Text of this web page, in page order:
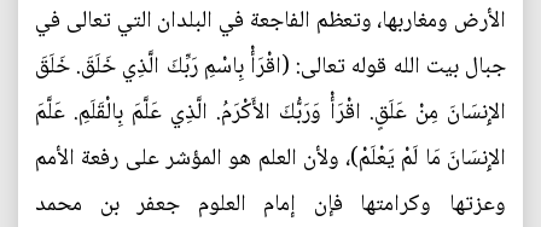
الأرض ومغاربها، وتعظم الفاجعة في البلدان التي تعالى في
جبال بيت الله قوله تعالى: (اقْرَأْ بِاسْمِ رَبِّكَ الَّذِي خَلَقَ. خَلَقَ
الإِنسَانَ مِنْ عَلَقٍ. اقْرَأْ وَرَبُّكَ الأَكْرَمُ. الَّذِي عَلَّمَ بِالْقَلَمِ. عَلَّمَ
الإِنسَانَ مَا لَمْ يَعْلَمْ)، ولأن العلم هو المؤشر على رفعة الأمم
وعزتها وكرامتها فإن إمام العلوم جعفر بن محمد